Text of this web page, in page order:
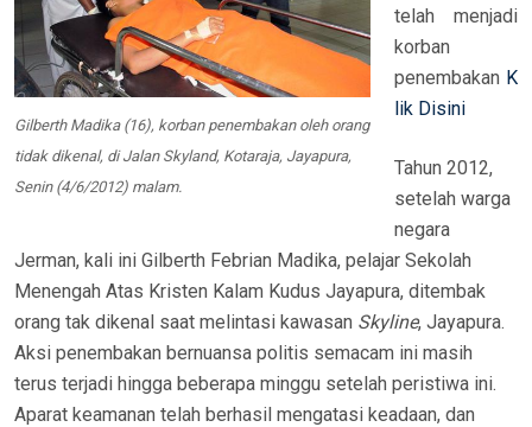
Gilberth Madika (16), korban penembakan oleh orang
tidak dikenal, di Jalan Skyland, Kotaraja, Jayapura,
Senin (4/6/2012) malam.
telah menjadi
korban
penembakan K
lik Disini
Tahun 2012,
setelah warga
negara
Jerman, kali ini Gilberth Febrian Madika, pelajar Sekolah
Menengah Atas Kristen Kalam Kudus Jayapura, ditembak
orang tak dikenal saat melintasi kawasan Skyline, Jayapura.
Aksi penembakan bernuansa politis semacam ini masih
terus terjadi hingga beberapa minggu setelah peristiwa ini.
Aparat keamanan telah berhasil mengatasi keadaan, dan